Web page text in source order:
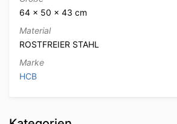
64 × 50 × 43 cm
Material
ROSTFREIER STAHL
Marke
HCB